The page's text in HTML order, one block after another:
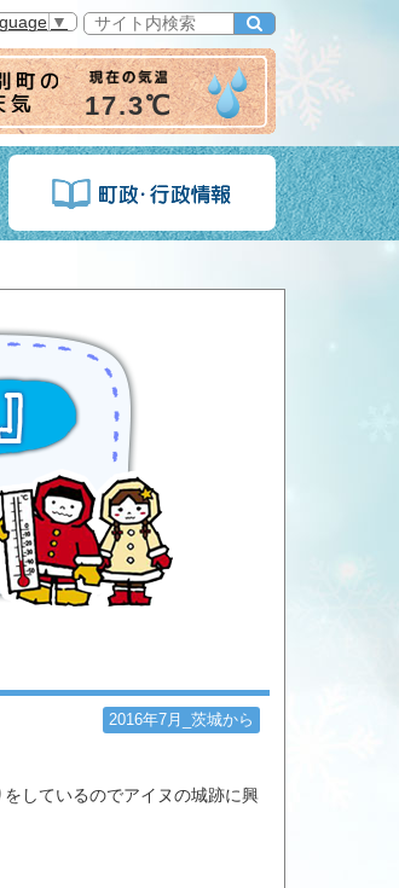
▼
17.3℃
2016年7月_茨城から
しているのでアイヌの城跡に興